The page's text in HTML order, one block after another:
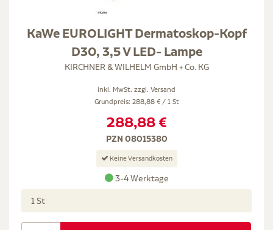
KaWe EUROLIGHT Dermatoskop-Kopf
D30, 3,5 V LED- Lampe
KIRCHNER & WILHELM GmbH + Co. KG
inkl. MwSt. zzgl. Versand
Grundpreis: 288,88 € / 1 St
288,88 €
PZN 08015380
Keine Versandkosten
3-4 Werktage
1 St